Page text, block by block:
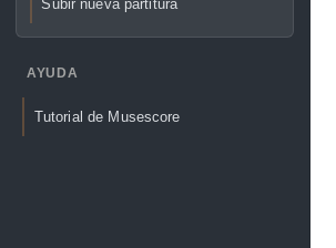
Subir nueva partitura
AYUDA
Tutorial de Musescore